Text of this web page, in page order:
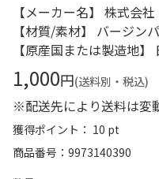
【メーカー名】 株式会
【材質/素材】 バージン
【原産国または製造地】
1,000円(送料別・税込)
※配送先により送料は変
獲得ポイント： 10 pt
商品番号
9973140390